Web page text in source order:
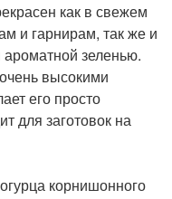
как в свежем
и гарнирам, так же и
ароматной зеленью.
высокими
его просто
для заготовок на
корнишонного